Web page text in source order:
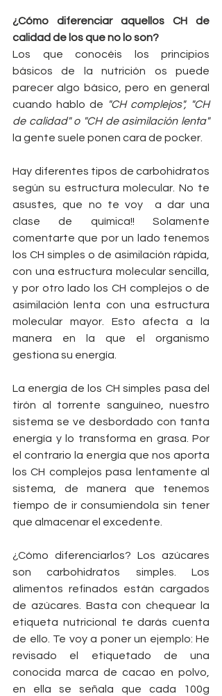
¿Cómo diferenciar aquellos CH de
calidad de los que no lo son?
Los que conocéis los principios
básicos de la nutrición os puede
parecer algo básico, pero en general
cuando hablo de
"CH complejos", "CH
de calidad" o "CH de asimilación lenta"
la gente suele ponen cara de pocker.
Hay diferentes tipos de carbohidratos
según su estructura molecular. No te
asustes, que no te voy  a dar una
clase de química!! Solamente
comentarte que por un lado tenemos
los CH simples o de asimilación rápida,
con una estructura molecular sencilla,
y por otro lado los CH complejos o de
asimilación lenta con una estructura
molecular mayor. Esto afecta a la
manera en la que el organismo
gestiona su energía.
La energía de los CH simples pasa del
tirón al torrente sanguíneo, nuestro
sistema se ve desbordado con tanta
energía y lo transforma en grasa. Por
el contrario la energía que nos aporta
los CH complejos pasa lentamente al
sistema, de manera que tenemos
tiempo de ir consumiendola sin tener
que almacenar el excedente.
¿Cómo diferenciarlos? Los azúcares
son carbohidratos simples. Los
alimentos refinados están cargados
de azúcares. Basta con chequear la
etiqueta nutricional te darás cuenta
de ello. Te voy a poner un ejemplo: He
revisado el etiquetado de una
conocida marca de cacao en polvo,
en ella se señala que cada 100g